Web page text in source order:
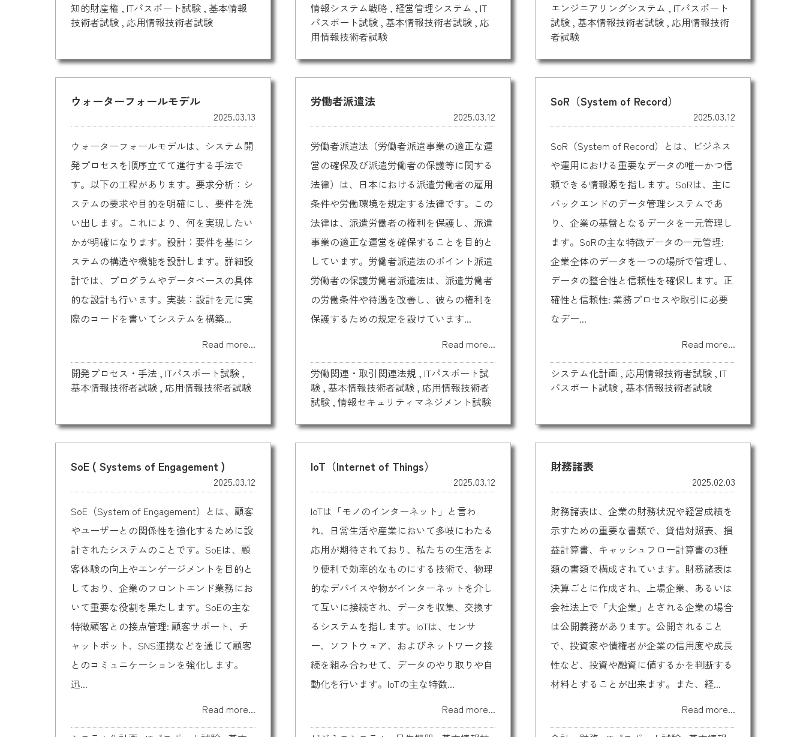
知的財産権 , ITパスポート試験 , 基本情報
技術者試験 , 応用情報技術者試験
情報システム戦略 , 経営管理システム , IT
パスポート試験 ,基本情報技術者試験 ,応
用情報技術者試験
エンジニアリングシステム , ITパスポート
試験 ,基本情報技術者試験 ,応用情報技術
者試験
ウォーターフォールモデル
2025.03.13
ウォーターフォールモデルは、システム開
発プロセスを順序立てて進行する手法で
す。以下の工程があります。要求分析：シ
ステムの要求や目的を明確にし、要件を洗
い出します。これにより、何を実現したい
かが明確になります。設計：要件を基にシ
ステムの構造や機能を設計します。詳細設
計では、プログラムやデータベースの具体
的な設計も行います。実装：設計を元に実
際のコードを書いてシステムを構築...
Read more...
開発プロセス・手法 , ITパスポート試験 ,
基本情報技術者試験 , 応用情報技術者試験
労働者派遣法
2025.03.12
労働者派遣法（労働者派遣事業の適正な運
営の確保及び派遣労働者の保護等に関する
法律）は、日本における派遣労働者の雇用
条件や労働環境を規定する法律です。この
法律は、派遣労働者の権利を保護し、派遣
事業の適正な運営を確保することを目的と
しています。労働者派遣法のポイント派遣
労働者の保護労働者派遣法は、派遣労働者
の労働条件や待遇を改善し、彼らの権利を
保護するための規定を設けています...
Read more...
労働関連・取引関連法規 , ITパスポート試
験 ,基本情報技術者試験 ,応用情報技術者
試験 ,情報セキュリティマネジメント試験
SoR（System of Record）
2025.03.12
SoR（System of Record）とは、ビジネス
や運用における重要なデータの唯一かつ信
頼できる情報源を指します。SoRは、主に
バックエンドのデータ管理システムであ
り、企業の基盤となるデータを一元管理し
ます。SoRの主な特徴データの一元管理:
企業全体のデータを一つの場所で管理し、
データの整合性と信頼性を確保します。正
確性と信頼性: 業務プロセスや取引に必要
なデー...
Read more...
システム化計画 ,応用情報技術者試験 , IT
パスポート試験 ,基本情報技術者試験
SoE ( Systems of Engagement )
2025.03.12
SoE（System of Engagement）とは、顧客
やユーザーとの関係性を強化するために設
計されたシステムのことです。SoEは、顧
客体験の向上やエンゲージメントを目的と
しており、企業のフロントエンド業務にお
いて重要な役割を果たします。SoEの主な
特徴顧客との接点管理: 顧客サポート、チ
ャットボット、SNS連携などを通じて顧客
とのコミュニケーションを強化します。
迅...
Read more...
IoT（Internet of Things）
2025.03.12
IoTは「モノのインターネット」と言わ
れ、日常生活や産業において多岐にわたる
応用が期待されており、私たちの生活をよ
り便利で効率的なものにする技術で、物理
的なデバイスや物がインターネットを介し
て互いに接続され、データを収集、交換す
るシステムを指します。IoTは、センサ
ー、ソフトウェア、およびネットワーク接
続を組み合わせて、データのやり取りや自
動化を行います。IoTの主な特徴...
Read more...
財務諸表
2025.02.03
財務諸表は、企業の財務状況や経営成績を
示すための重要な書類で、貸借対照表、損
益計算書、キャッシュフロー計算書の3種
類の書類で構成されています。財務諸表は
決算ごとに作成され、上場企業、あるいは
会社法上で「大企業」とされる企業の場合
は公開義務があります。公開されること
で、投資家や債権者が企業の信用度や成長
性など、投資や融資に値するかを判断する
材料とすることが出来ます。また、経...
Read more...